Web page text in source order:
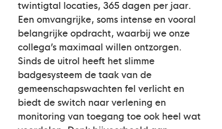
twintigtal locaties, 365 dagen per jaar.
Een omvangrijke, soms intense en vooral
belangrijke opdracht, waarbij we onze
collega’s maximaal willen ontzorgen.
Sinds de uitrol heeft het slimme
badgesysteem de taak van de
gemeenschapswachten fel verlicht en
biedt de switch naar verlening en
monitoring van toegang toe ook heel wat